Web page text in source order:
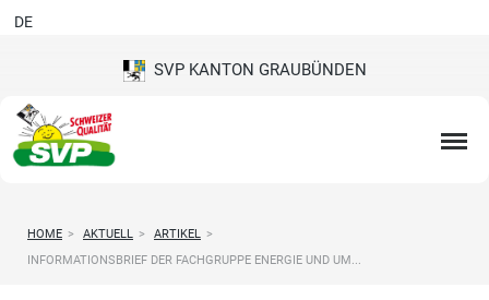
SVP KANTON GRAUBÜNDEN
DE
HOME > AKTUELL > ARTIKEL >
INFORMATIONSBRIEF DER FACHGRUPPE ENERGIE UND UM...